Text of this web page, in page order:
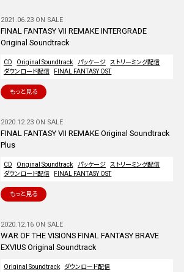
2021.06.23 ON SALE
FINAL FANTASY VII REMAKE INTERGRADE
Original Soundtrack
CD Original Soundtrack パッケージ
ストリーミング配信
ダウンロード配信
FINAL FANTASY OST
もっと見る
2020.12.23 ON SALE
FINAL FANTASY VII REMAKE Original Soundtrack
Plus
CD Original Soundtrack パッケージ
ストリーミング配信
ダウンロード配信
FINAL FANTASY OST
もっと見る
2020.12.16 ON SALE
WAR OF THE VISIONS FINAL FANTASY BRAVE
EXVIUS Original Soundtrack
Original Soundtrack
ダウンロード配信